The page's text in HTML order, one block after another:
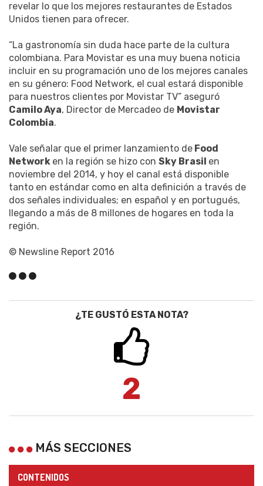
revelar lo que los mejores restaurantes de Estados
Unidos tienen para ofrecer.
“La gastronomía sin duda hace parte de la cultura
colombiana. Para Movistar es una muy buena noticia
incluir en su programación uno de los mejores canales
en su género: Food Network, el cual estará disponible
para nuestros clientes por Movistar TV” aseguró
Camilo Aya, Director de Mercadeo de Movistar
Colombia.
Vale señalar que el primer lanzamiento de Food
Network en la región se hizo con Sky Brasil en
noviembre del 2014, y hoy el canal está disponible
tanto en estándar como en alta definición a través de
dos señales individuales; en español y en portugués,
llegando a más de 8 millones de hogares en toda la
región.
© Newsline Report 2016
¿TE GUSTÓ ESTA NOTA?
2
MÁS SECCIONES
CONTENIDOS